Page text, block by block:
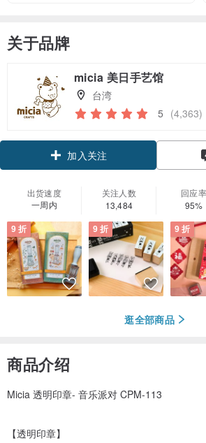
关于品牌
micia 美日手艺馆
台湾
5 (4,363)
加入关注
出货速度
一周内
关注人数
13,484
回应率
95%
9 折 9 折 9 折
逛全部商品
商品介绍
Micia 透明印章- 音乐派对 CPM-113
【透明印章】